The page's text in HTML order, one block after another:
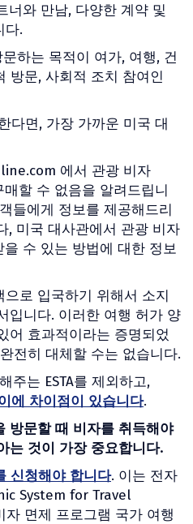
너와 만남, 다양한 계약 및
다.
하는 목적이 여가, 여행, 건
방문, 사회적 조치 참여인
다면, 가장 가까운 미국 대
에서 관광 비자
할 수 없음을 알려드립니
들에게 정보를 제공해드리
, 미국 대사관에서 관광 비자
수 있는 방법에 대한 정보
로 입국하기 위해서 소지
입니다. 이러한 여행 허가 양
어 효과적이라는 증명되었
전히 대체할 수는 없습니다.
주는 ESTA를 제외하고,
에 차이점이 있습니다.
방문할 때 비자를 취득해야
는 것이 가장 중요합니다.
신청해야 합니다. 이는 전자
System for Travel
면제 프로그램 국가 여행